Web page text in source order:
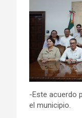
-Este acuerdo
el municipio.